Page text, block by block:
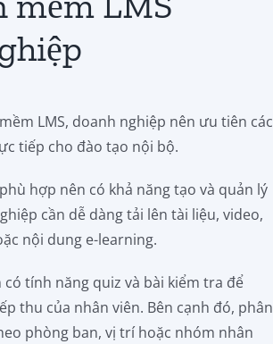
LMS, doanh nghiệp nên ưu tiên các
tiếp cho đào tạo nội bộ.
hợp nên có khả năng tạo và quản lý
cần dễ dàng tải lên tài liệu, video,
nội dung e-learning.
tính năng quiz và bài kiểm tra để
thu của nhân viên. Bên cạnh đó, phân
phòng ban, vị trí hoặc nhóm nhân